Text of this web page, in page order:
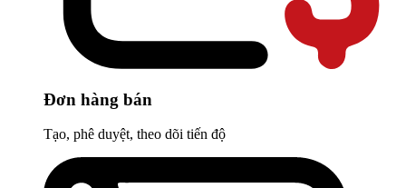
Đơn hàng bán
Tạo, phê duyệt, theo dõi tiến độ